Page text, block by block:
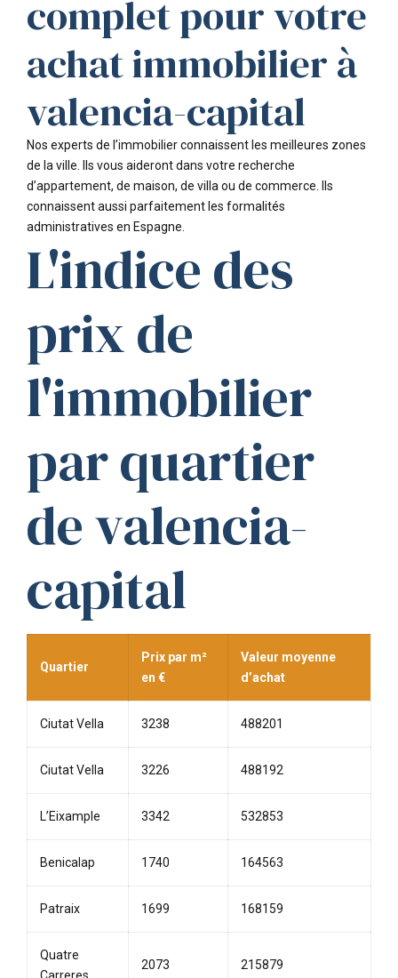
complet pour votre
achat immobilier à
valencia-capital
Nos experts de l’immobilier connaissent les meilleures zones
de la ville. Ils vous aideront dans votre recherche
d’appartement, de maison, de villa ou de commerce. Ils
connaissent aussi parfaitement les formalités
administratives en Espagne.
L'indice des
prix de
l'immobilier
par quartier
de valencia-
capital
Quartier
Prix par m²
en €
Valeur moyenne
d’achat
Ciutat Vella 3238 488201
Ciutat Vella 3226 488192
L’Eixample 3342 532853
Benicalap 1740 164563
Patraix 1699 168159
Quatre
2073 215879